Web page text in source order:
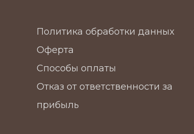
Политика обработки данных
Оферта
Способы оплаты
Отказ от ответственности за
прибыль